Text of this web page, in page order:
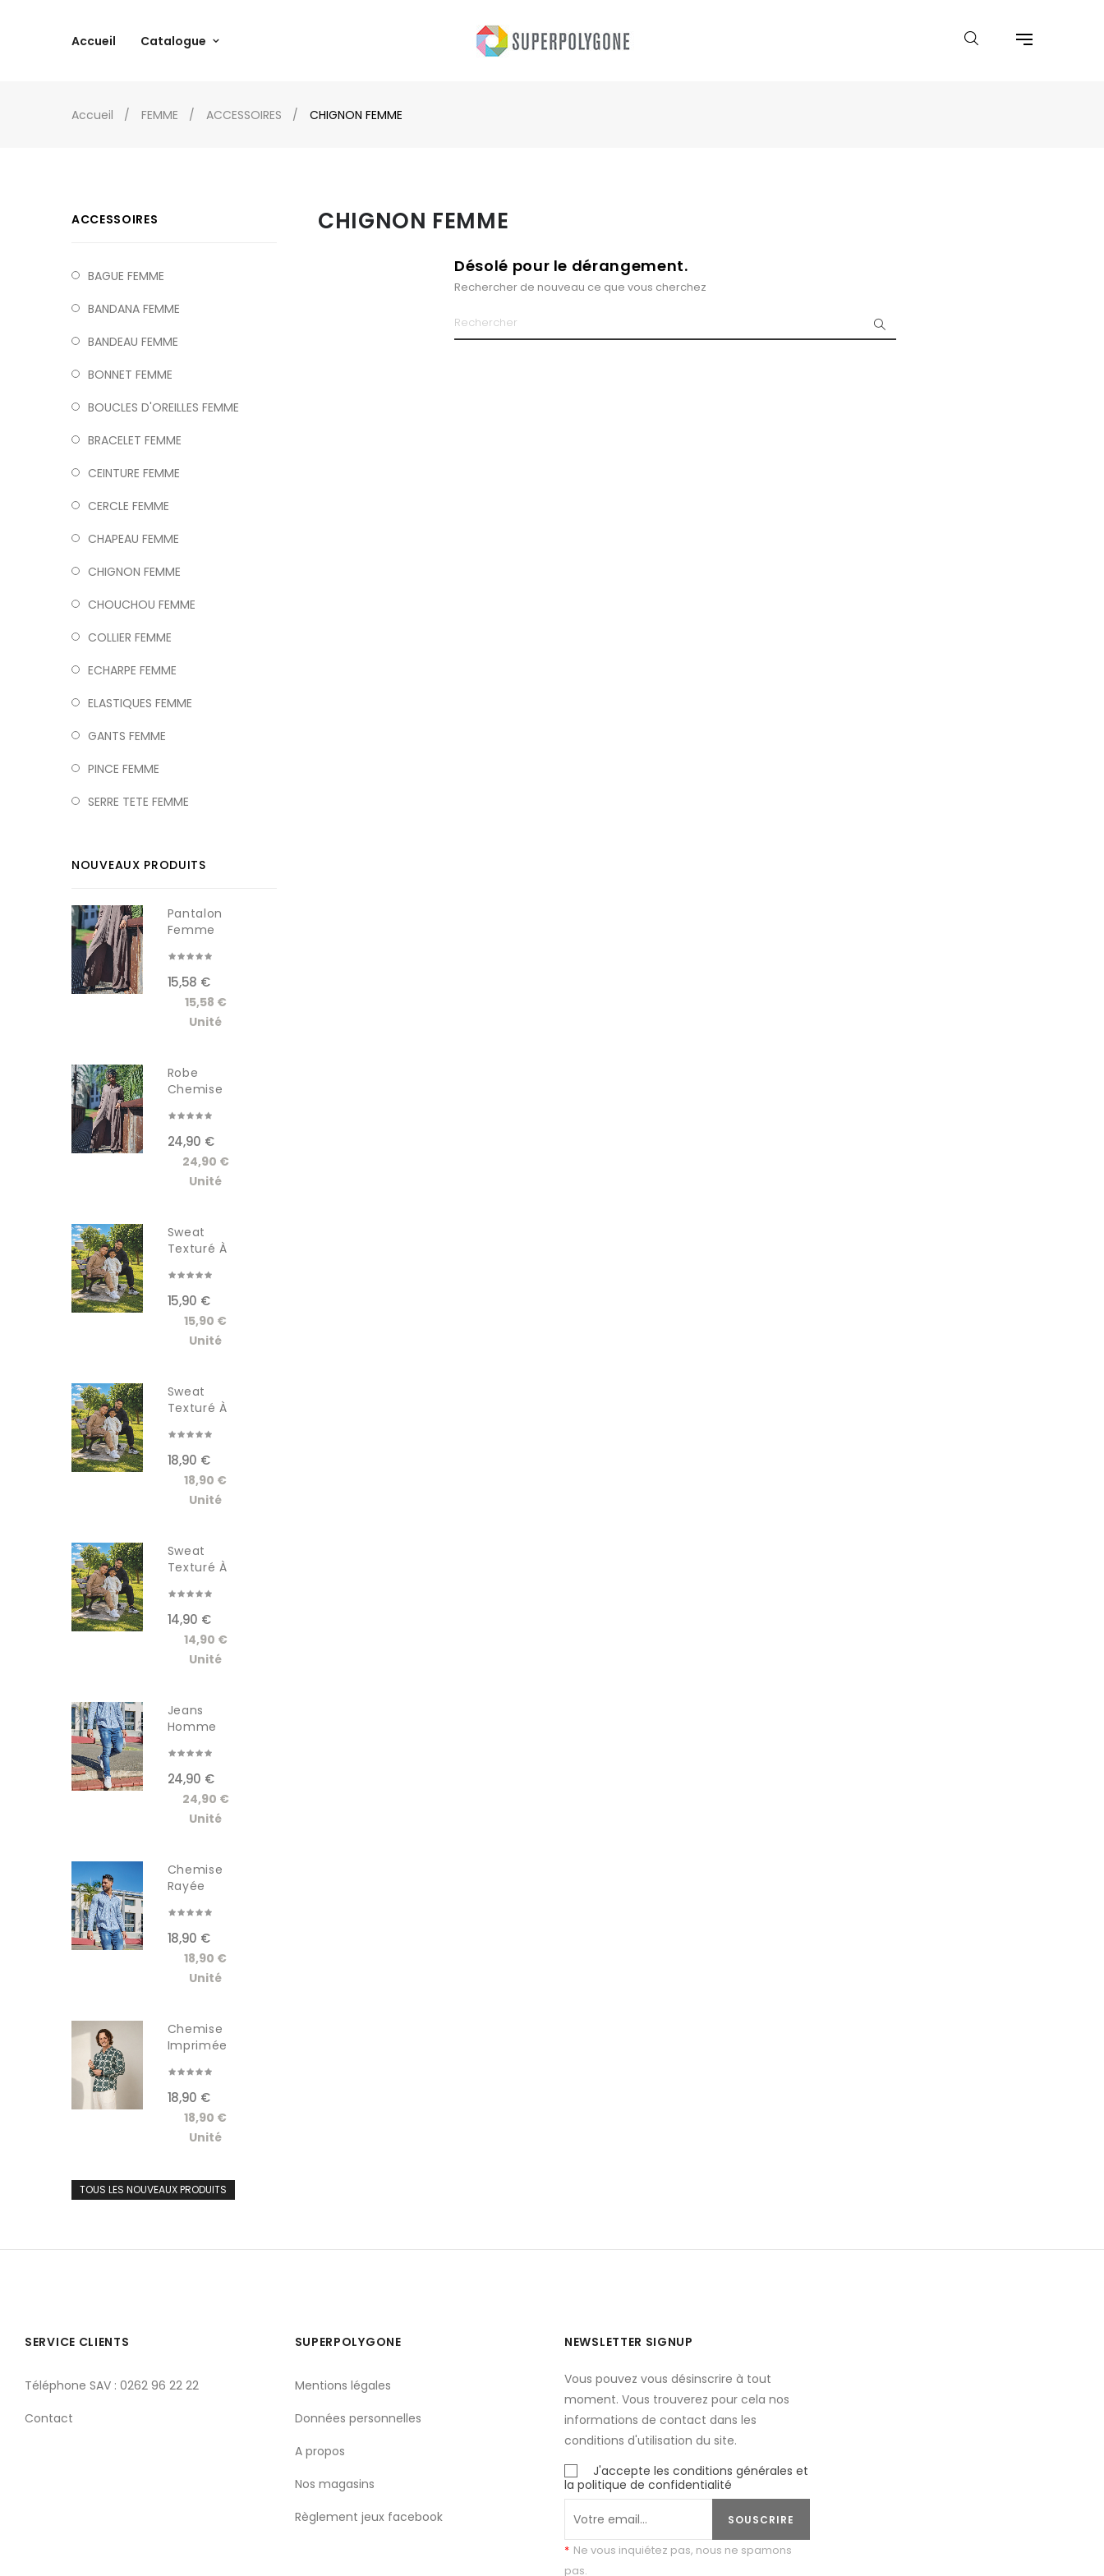
Accueil Catalogue
Accueil FEMME ACCESSOIRES CHIGNON FEMME
ACCESSOIRES
BAGUE FEMME
BANDANA FEMME
BANDEAU FEMME
BONNET FEMME
BOUCLES D'OREILLES FEMME
BRACELET FEMME
CEINTURE FEMME
CERCLE FEMME
CHAPEAU FEMME
CHIGNON FEMME
CHOUCHOU FEMME
COLLIER FEMME
ECHARPE FEMME
ELASTIQUES FEMME
GANTS FEMME
PINCE FEMME
SERRE TETE FEMME
NOUVEAUX PRODUITS
Pantalon
Femme
15,58 €
15,58 €
Unité
Robe
Chemise
Femme...
24,90 €
24,90 €
Unité
Sweat
Texturé À
15,90 €
15,90 €
Unité
Sweat
Texturé À
18,90 €
18,90 €
Unité
Sweat
Texturé À
14,90 €
14,90 €
Unité
Jeans
Homme
24,90 €
24,90 €
Unité
Chemise
Rayée
18,90 €
18,90 €
Unité
Chemise
Imprimée
18,90 €
18,90 €
Unité
TOUS LES NOUVEAUX PRODUITS
CHIGNON FEMME
Désolé pour le dérangement.
Rechercher de nouveau ce que vous cherchez
SERVICE CLIENTS
Téléphone SAV : 0262 96 22 22
Contact
SUPERPOLYGONE
Mentions légales
Données personnelles
A propos
Nos magasins
Règlement jeux facebook
NEWSLETTER SIGNUP
Vous pouvez vous désinscrire à tout
moment. Vous trouverez pour cela nos
informations de contact dans les
conditions d'utilisation du site.
J'accepte les conditions générales et
la politique de confidentialité
SOUSCRIRE
* Ne vous inquiétez pas, nous ne spamons
pas.